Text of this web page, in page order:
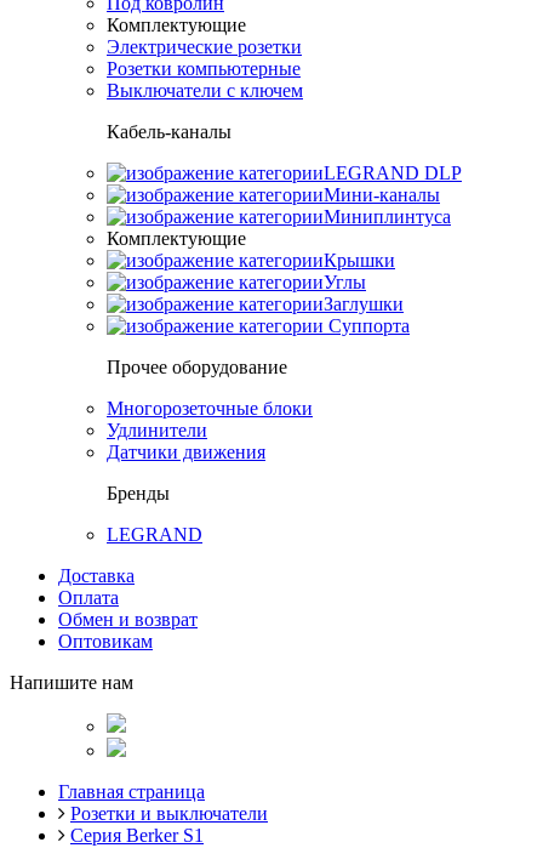
Комплектующие
Электрические розетки
Розетки компьютерные
Выключатели с ключем
Кабель-каналы
LEGRAND DLP
Мини-каналы
Миниплинтуса
Комплектующие
Крышки
Углы
Заглушки
Суппорта
Прочее оборудование
Многорозеточные блоки
Удлинители
Датчики движения
Бренды
LEGRAND
Доставка
Оплата
Обмен и возврат
Оптовикам
Напишите нам
Главная страница
Розетки и выключатели
Серия Berker S1